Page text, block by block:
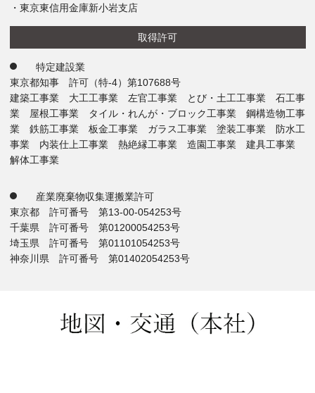
・東京東信用金庫新小岩支店
取得許可
特定建設業
東京都知事 許可（特-4）第107688号
建築工事業 大工工事業 左官工事業 とび・土工工事業 石工事
業 屋根工事業 タイル・れんが・ブロック工事業 鋼構造物工事
業 鉄筋工事業 板金工事業 ガラス工事業 塗装工事業 防水工
事業 内装仕上工事業 熱絶縁工事業 造園工事業 建具工事業
解体工事業
産業廃棄物収集運搬業許可
東京都 許可番号 第13-00-054253号
千葉県 許可番号 第01200054253号
埼玉県 許可番号 第01101054253号
神奈川県 許可番号 第01402054253号